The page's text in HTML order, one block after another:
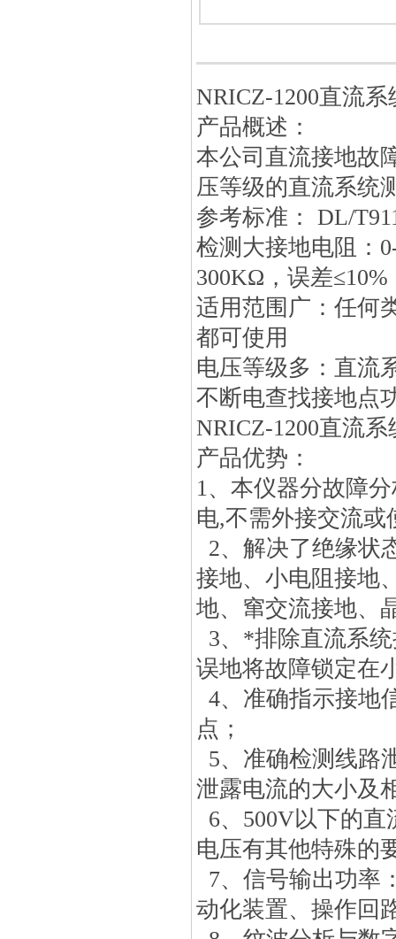
NRICZ-1200直流
产品概述：
本公司直流接地故
压等级的直流系统
参考标准： DL/
检测大接地电阻：
300KΩ，误差≤10%
适用范围广：任何
都可使用
电压等级多：直流
不断电查找接地点
NRICZ-1200直流
产品优势：
1、本仪器分故障
电,不需外接交流
2、解决了绝缘状
接地、小电阻接地
地、窜交流接地、
3、*排除直流系
误地将故障锁定在
4、准确指示接地
点；
5、准确检测线路
泄露电流的大小及
6、500V以下的
电压有其他特殊的
7、信号输出功率
动化装置、操作回